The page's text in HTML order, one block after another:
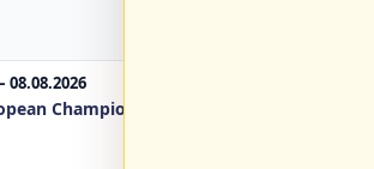
08.08.2026
Championship B Pool 2026 - Group